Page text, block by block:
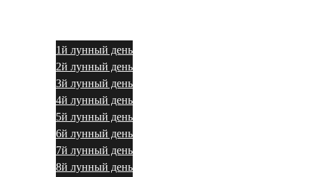
1й лунный день
2й лунный день
3й лунный день
4й лунный день
5й лунный день
6й лунный день
7й лунный день
8й лунный день